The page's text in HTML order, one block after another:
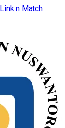
Link n Match